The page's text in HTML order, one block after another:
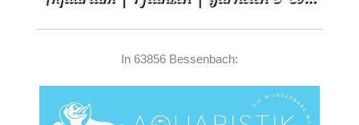
In 63856 Bessenbach: